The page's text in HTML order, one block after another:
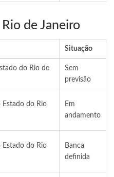
de Janeiro
Situação
do Rio de
Sem
previsão
Estado do Rio
Em
andamento
Estado do Rio
Banca
definida